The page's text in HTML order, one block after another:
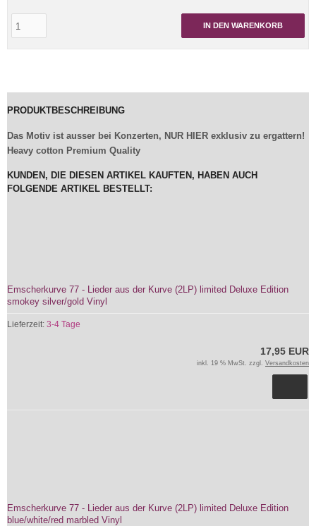
IN DEN WARENKORB
PRODUKTBESCHREIBUNG
Das Motiv ist ausser bei Konzerten, NUR HIER exklusiv zu ergattern!
Heavy cotton Premium Quality
KUNDEN, DIE DIESEN ARTIKEL KAUFTEN, HABEN AUCH
FOLGENDE ARTIKEL BESTELLT:
Emscherkurve 77 - Lieder aus der Kurve (2LP) limited Deluxe Edition
smokey silver/gold Vinyl
Lieferzeit: 3-4 Tage
17,95 EUR
inkl. 19 % MwSt. zzgl. Versandkosten
Emscherkurve 77 - Lieder aus der Kurve (2LP) limited Deluxe Edition
blue/white/red marbled Vinyl